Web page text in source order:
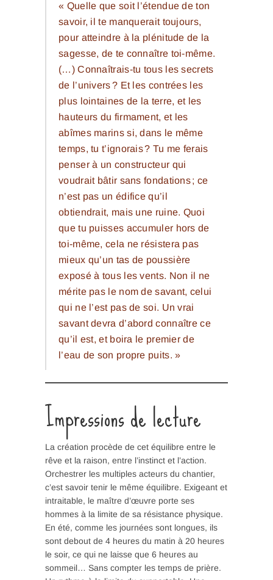
« Quelle que soit l’étendue de ton
savoir, il te manquerait toujours,
pour atteindre à la plénitude de la
sagesse, de te connaître toi-même.
(…) Connaîtrais-tu tous les secrets
de l’univers ? Et les contrées les
plus lointaines de la terre, et les
hauteurs du firmament, et les
abîmes marins si, dans le même
temps, tu t’ignorais ? Tu me ferais
penser à un constructeur qui
voudrait bâtir sans fondations ; ce
n’est pas un édifice qu’il
obtiendrait, mais une ruine. Quoi
que tu puisses accumuler hors de
toi-même, cela ne résistera pas
mieux qu’un tas de poussière
exposé à tous les vents. Non il ne
mérite pas le nom de savant, celui
qui ne l’est pas de soi. Un vrai
savant devra d’abord connaître ce
qu’il est, et boira le premier de
l’eau de son propre puits. »
Impressions de lecture
La création procède de cet équilibre entre le
rêve et la raison, entre l’instinct et l’action.
Orchestrer les multiples acteurs du chantier,
c’est savoir tenir le même équilibre. Exigeant et
intraitable, le maître d’œuvre porte ses
hommes à la limite de sa résistance physique.
En été, comme les journées sont longues, ils
sont debout de 4 heures du matin à 20 heures
le soir, ce qui ne laisse que 6 heures au
sommeil… Sans compter les temps de prière.